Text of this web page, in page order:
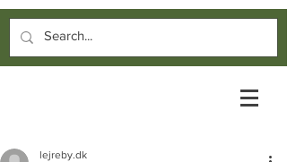
lejreby.dk